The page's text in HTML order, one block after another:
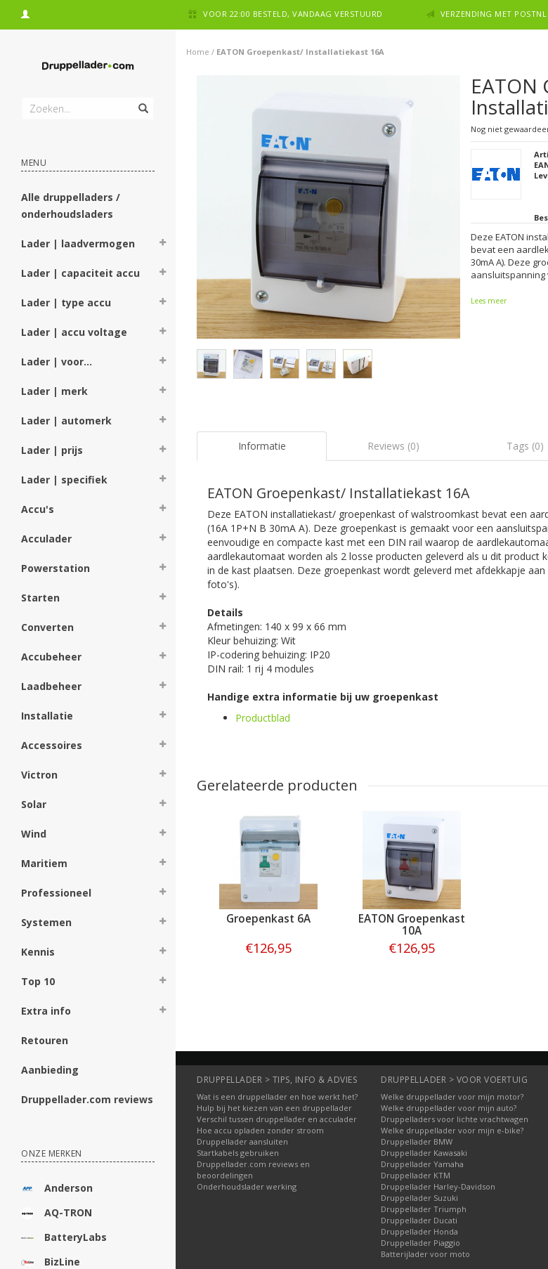
VOOR 22:00 BESTELD, VANDAAG VERSTUURD VERZENDING MET POSTNL
MENU
Alle druppelladers /
onderhoudsladers
Lader | laadvermogen
Lader | capaciteit accu
Lader | type accu
Lader | accu voltage
Lader | voor...
Lader | merk
Lader | automerk
Lader | prijs
Lader | specifiek
Accu's
Acculader
Powerstation
Starten
Converten
Accubeheer
Laadbeheer
Installatie
Accessoires
Victron
Solar
Wind
Maritiem
Professioneel
Systemen
Kennis
Top 10
Extra info
Retouren
Aanbieding
Druppellader.com reviews
ONZE MERKEN
Anderson
AQ-TRON
BatteryLabs
BizLine
Home / EATON Groepenkast/ Installatiekast 16A
Nog niet
Deze EATON
bevat een
30mA A). Deze
aansluitspanning
Lees meer
Informatie Reviews (0) Tags (0)
EATON Groepenkast/ Installatiekast 16A
Deze EATON installatiekast/ groepenkast of walstroomkast bevat een
(16A 1P+N B 30mA A). Deze groepenkast is gemaakt voor een
eenvoudige en compacte kast met een DIN rail waarop de
aardlekautomaat worden als 2 losse producten geleverd als u dit product
in de kast plaatsen. Deze groepenkast wordt geleverd met afdekkapje
foto's).
Details
Afmetingen: 140 x 99 x 66 mm
Kleur behuizing: Wit
IP-codering behuizing: IP20
DIN rail: 1 rij 4 modules
Handige extra informatie bij uw groepenkast
Productblad
Gerelateerde producten
Groepenkast 6A
€126,95
EATON Groepenkast
10A
€126,95
DRUPPELLADER > TIPS, INFO & ADVIES
Wat is een druppellader en hoe werkt het?
Hulp bij het kiezen van een druppellader
Verschil tussen druppellader en acculader
Hoe accu opladen zonder stroom
Druppellader aansluiten
Startkabels gebruiken
Druppellader.com reviews en
beoordelingen
Onderhoudslader werking
DRUPPELLADER > VOOR VOERTUIG
Welke druppellader voor mijn motor?
Welke druppellader voor mijn auto?
Druppelladers voor lichte vrachtwagen
Welke druppellader voor mijn e-bike?
Druppellader BMW
Druppellader Kawasaki
Druppellader Yamaha
Druppellader KTM
Druppellader Harley-Davidson
Druppellader Suzuki
Druppellader Triumph
Druppellader Ducati
Druppellader Honda
Druppellader Piaggio
Batterijlader voor moto